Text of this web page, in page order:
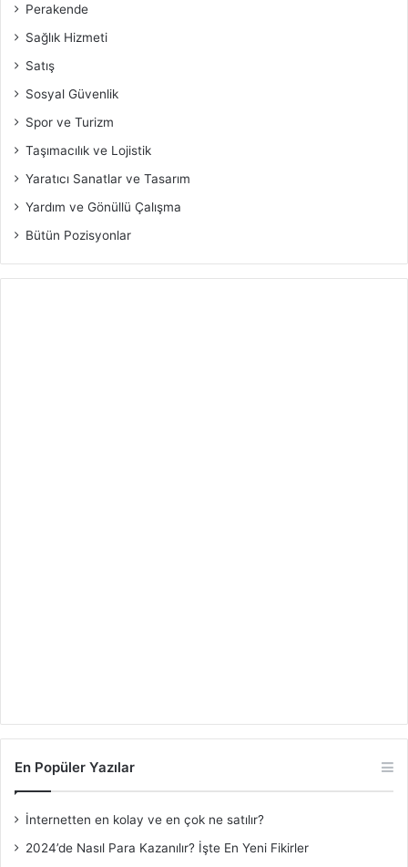
Perakende
Sağlık Hizmeti
Satış
Sosyal Güvenlik
Spor ve Turizm
Taşımacılık ve Lojistik
Yaratıcı Sanatlar ve Tasarım
Yardım ve Gönüllü Çalışma
Bütün Pozisyonlar
En Popüler Yazılar
İnternetten en kolay ve en çok ne satılır?
2024’de Nasıl Para Kazanılır? İşte En Yeni Fikirler